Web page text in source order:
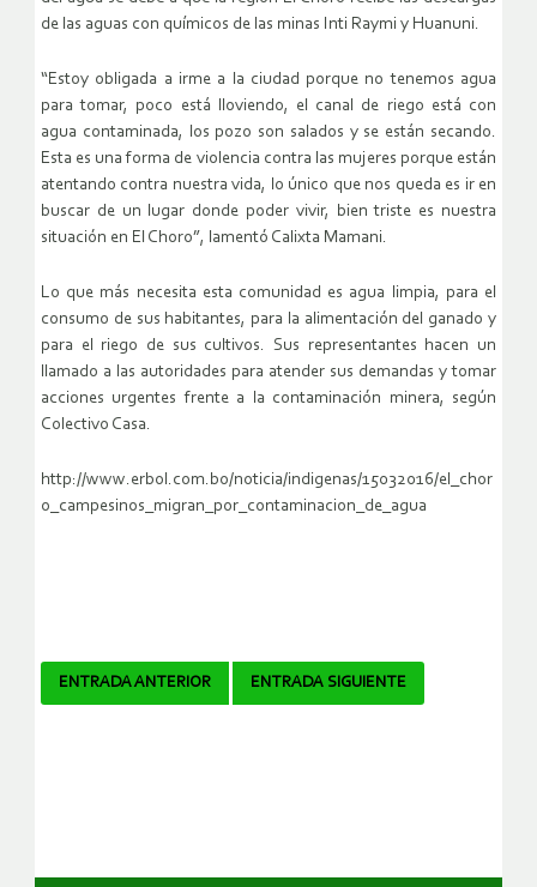
de las aguas con químicos de las minas Inti Raymi y Huanuni.
“Estoy obligada a irme a la ciudad porque no tenemos agua
para tomar, poco está lloviendo, el canal de riego está con
agua contaminada, los pozo son salados y se están secando.
Esta es una forma de violencia contra las mujeres porque están
atentando contra nuestra vida, lo único que nos queda es ir en
buscar de un lugar donde poder vivir, bien triste es nuestra
situación en El Choro”, lamentó Calixta Mamani.
Lo que más necesita esta comunidad es agua limpia, para el
consumo de sus habitantes, para la alimentación del ganado y
para el riego de sus cultivos. Sus representantes hacen un
llamado a las autoridades para atender sus demandas y tomar
acciones urgentes frente a la contaminación minera, según
Colectivo Casa.
http://www.erbol.com.bo/noticia/indigenas/15032016/el_chor
o_campesinos_migran_por_contaminacion_de_agua
Navegador
ENTRADA ANTERIOR ENTRADA SIGUIENTE